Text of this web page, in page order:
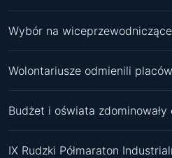
Wolontariusze odmienili
Budżet i oświata zdominowały
IX Rudzki Półmaraton